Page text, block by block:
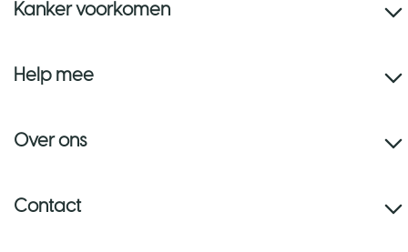
Kanker voorkomen
Help mee
Over ons
Contact